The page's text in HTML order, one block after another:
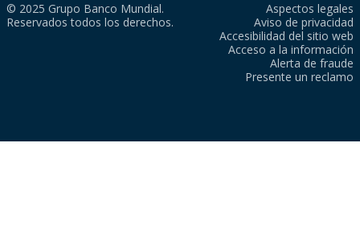
© 2025 Grupo Banco Mundial.
Reservados todos los derechos.
Aspectos legales
Aviso de privacidad
Accesibilidad del sitio web
Acceso a la información
Alerta de fraude
Presente un reclamo